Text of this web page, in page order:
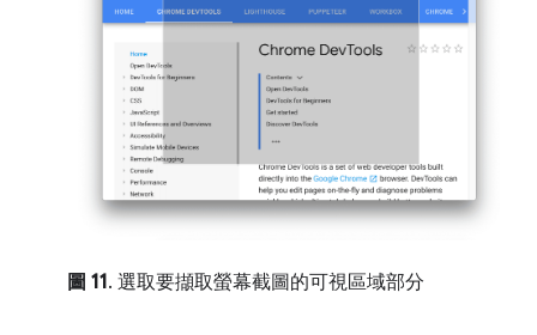
圖 11. 選取要擷取螢幕截圖的可視區域部分